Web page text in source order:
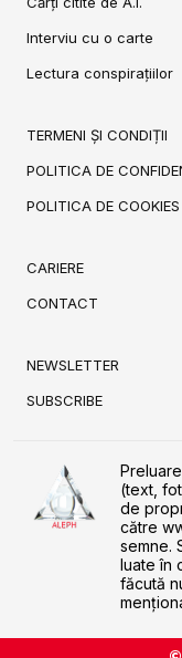
Interviu cu o carte
Lectura conspirațiilor
TERMENI ȘI CONDIȚII
POLITICA DE
POLITICA DE COOKIES
CARIERE
CONTACT
NEWSLETTER
SUBSCRIBE
(text,
de
către
semne.
luate în
făcută
©